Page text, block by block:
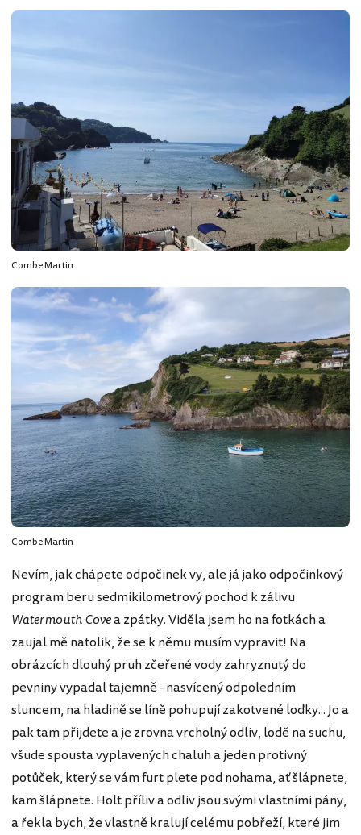
Combe Martin
Combe Martin
Nevím, jak chápete odpočinek vy, ale já jako odpočinkový
program beru sedmikilometrový pochod k zálivu
Watermouth Covea zpátky. Viděla jsem ho na fotkách a
zaujal mě natolik, že se k němu musím vypravit! Na
obrázcích dlouhý pruh zčeřené vody zahryznutý do
pevniny vypadal tajemně - nasvícený odpoledním
sluncem, na hladině se líně pohupují zakotvené loďky... Jo a
pak tam přijdete a je zrovna vrcholný odliv, lodě na suchu,
všude spousta vyplavených chaluh a jeden protivný
potůček, který se vám furt plete pod nohama, ať šlápnete,
kam šlápnete. Holt příliv a odliv jsou svými vlastními pány,
a řekla bych, že vlastně kralují celému pobřeží, které jim